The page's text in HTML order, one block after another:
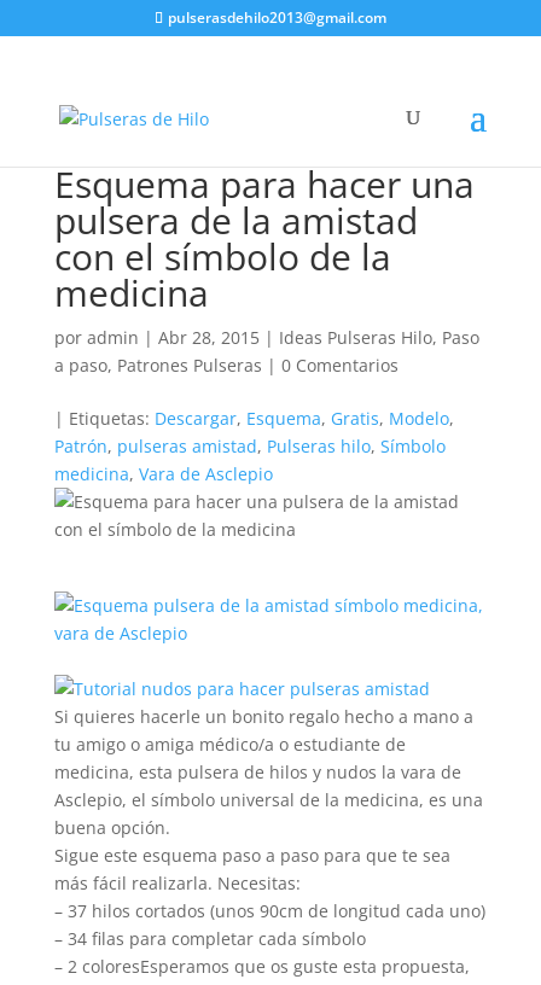
pulserasdehilo2013@gmail.com
Esquema para hacer una
pulsera de la amistad
con el símbolo de la
medicina
por admin | Abr 28, 2015| Ideas Pulseras Hilo, Paso
a paso, Patrones Pulseras | 0 Comentarios
| Etiquetas: Descargar, Esquema, Gratis, Modelo,
Patrón, pulseras amistad, Pulseras hilo, Símbolo
medicina, Vara de Asclepio
Si quieres hacerle un bonito regalo hecho a mano a
tu amigo o amiga médico/a o estudiante de
medicina, esta pulsera de hilos y nudos la vara de
Asclepio, el símbolo universal de la medicina, es una
buena opción.
Sigue este esquema paso a paso para que te sea
más fácil realizarla. Necesitas:
– 37 hilos cortados (unos 90cm de longitud cada uno)
– 34 filas para completar cada símbolo
– 2 coloresEsperamos que os guste esta propuesta,